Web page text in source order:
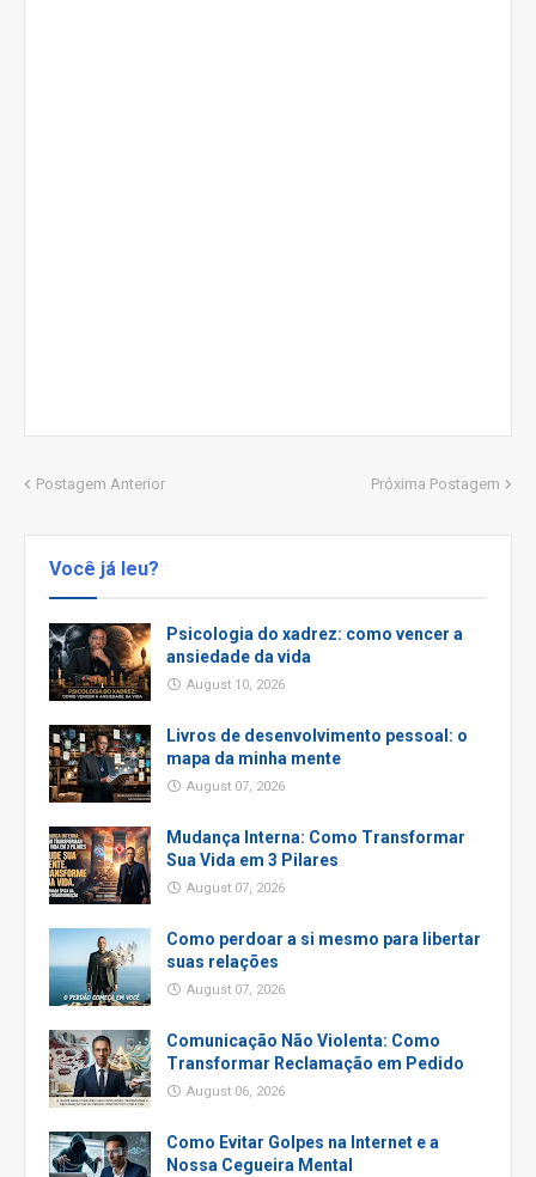
Postagem Anterior Próxima Postagem
Você já leu?
Psicologia do xadrez: como vencer a
ansiedade da vida
August 10, 2026
Livros de desenvolvimento pessoal: o
mapa da minha mente
August 07, 2026
Mudança Interna: Como Transformar
Sua Vida em 3 Pilares
August 07, 2026
Como perdoar a si mesmo para libertar
suas relações
August 07, 2026
Comunicação Não Violenta: Como
Transformar Reclamação em Pedido
August 06, 2026
Como Evitar Golpes na Internet e a
Nossa Cegueira Mental